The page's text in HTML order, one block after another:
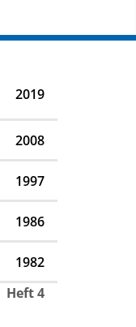
2019
2008
1997
1986
1982
Heft 4